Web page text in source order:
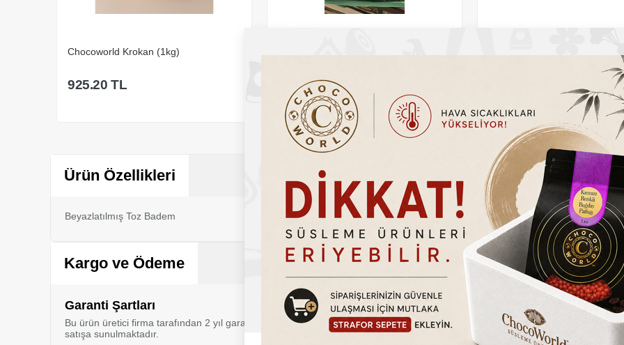
Maverdi Antep Fıstık
2,365.00 TL 495.20 TL
Sepete Ekle Sepete Ekle
Ürün Özellikleri
Beyazlatılmış Toz Badem
Kargo ve Ödeme
Garanti Şartları
Bu ürün üretici firma tarafından 2 yıl garanti kapsamı altındadır. Ürün hasarlı kullanım, kullanıcı hataları vb. durumlar
satışa sunulmaktadır.